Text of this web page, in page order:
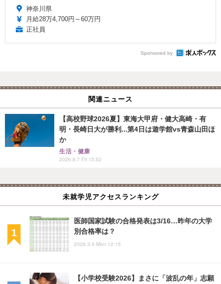
神奈川県
月給28万4,700円～60万円
正社員
Sponsored by
関連ニュース
【高校野球2026夏】東海大甲府・健大高崎・有
明・長崎日大が勝利...第4日は遊学館vs青森山田ほ
か
生活・健康
2026.8.7 Fri 15:52
未就学児アクセスランキング
医師国家試験の合格発表は3/16…昨年の大学
別合格率は？
2026.3.9 Mon 12:15
【小学校受験2026】まさに「波乱の年」志願